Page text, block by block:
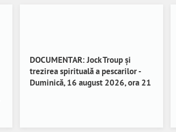
DOCUMENTAR: Jock Troup și
trezirea spirituală a pescarilor -
Duminică, 16 august 2026, ora 21